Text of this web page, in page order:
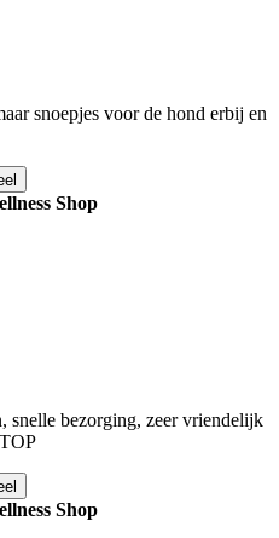
snoepjes voor de hond erbij en
Shop
snelle bezorging, zeer vriendelijk
Shop